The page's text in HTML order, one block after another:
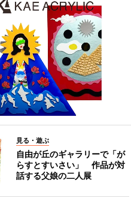
見る・遊ぶ
自由が丘のギャラリーで「が
らすとすいさい」 作品が対
話する父娘の二人展